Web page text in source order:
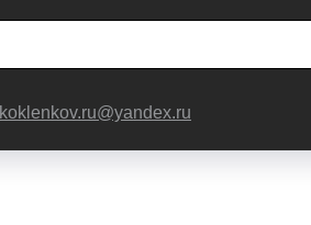
koklenkov.ru@yandex.ru